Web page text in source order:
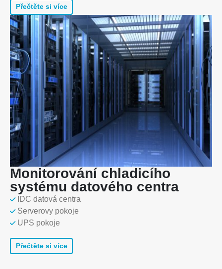
Přečtěte si více
Monitorování chladicího
systému datového centra
IDC datová centra
Serverovy pokoje
UPS pokoje
Přečtěte si více